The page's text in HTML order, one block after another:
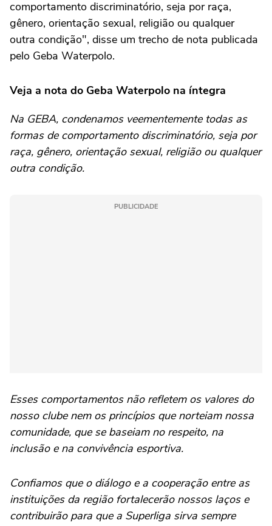
comportamento discriminatório, seja por raça,
gênero, orientação sexual, religião ou qualquer
outra condição", disse um trecho de nota publicada
pelo Geba Waterpolo.
Veja a nota do Geba Waterpolo na íntegra
Na GEBA, condenamos veementemente todas as
formas de comportamento discriminatório, seja por
raça, gênero, orientação sexual, religião ou qualquer
outra condição.
PUBLICIDADE
Esses comportamentos não refletem os valores do
nosso clube nem os princípios que norteiam nossa
comunidade, que se baseiam no respeito, na
inclusão e na convivência esportiva.
Confiamos que o diálogo e a cooperação entre as
instituições da região fortalecerão nossos laços e
contribuirão para que a Superliga sirva sempre